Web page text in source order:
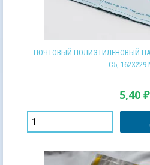
ПОЧТОВЫЙ ПОЛИЭТИЛЕНОВЫЙ
С5,
5,40 ₽